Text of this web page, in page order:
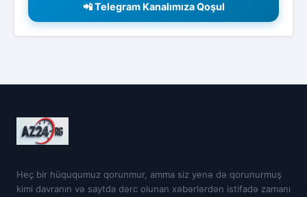
📲 Telegram Kanalımıza Qoşul
Heç bir hüququmuz qorunmur, amma siz yenə də qorunurmuş
kimi davranın və saytda dərc olunan xəbərlərdən istifadə zamanı